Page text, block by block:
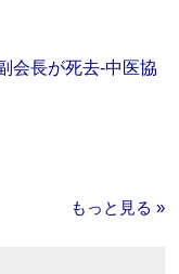
会長が死去‐中医協
もっと見る »